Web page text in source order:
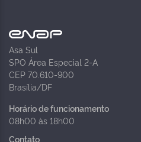
Asa Sul
SPO Área Especial 2-A
CEP 70.610-900
Brasília/DF
Horário de funcionamento
08h00 às 18h00
Contato